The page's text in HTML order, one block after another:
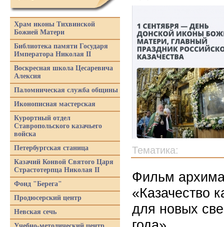
Тематика:
Фильм
«Казачество
для новых
Храм иконы Тихвинской
Божией Матери
Библиотека памяти Государя
Императора Николая II
Воскресная школа Цесаревича
Алексия
Паломническая служба общины
Иконописная мастерская
Курортный отдел
Ставропольского казачьего
войска
Петербургская станица
Казачий Конвой Святого Царя
Страстотерпца Николая II
Фонд "Берега"
Продюсерский центр
Невская сечь